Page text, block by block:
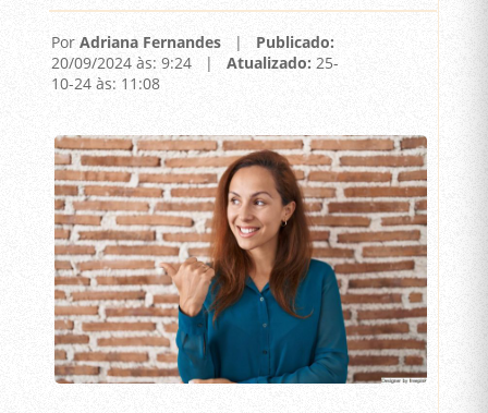
Por Adriana Fernandes| Publicado:
20/09/2024 às: 9:24 | Atualizado:25-
10-24 às: 11:08